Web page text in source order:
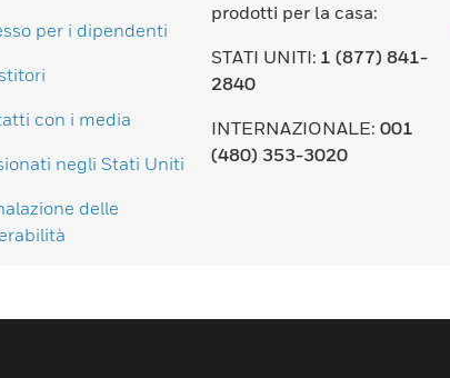
per i dipendenti
con i media
negli Stati Uniti
delle
prodotti per la casa:
STATI UNITI: 1 (877) 841-
2840
INTERNAZIONALE: 001
(480) 353-3020